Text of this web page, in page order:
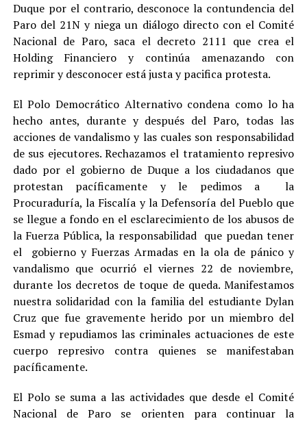
Duque por el contrario, desconoce la contundencia del
Paro del 21N y niega un diálogo directo con el Comité
Nacional de Paro, saca el decreto 2111 que crea el
Holding Financiero y continúa amenazando con
reprimir y desconocer está justa y pacifica protesta.
El Polo Democrático Alternativo condena como lo ha
hecho antes, durante y después del Paro, todas las
acciones de vandalismo y las cuales son responsabilidad
de sus ejecutores. Rechazamos el tratamiento represivo
dado por el gobierno de Duque a los ciudadanos que
protestan pacíficamente y le pedimos a la
Procuraduría, la Fiscalía y la Defensoría del Pueblo que
se llegue a fondo en el esclarecimiento de los abusos de
la Fuerza Pública, la responsabilidad que puedan tener
el gobierno y Fuerzas Armadas en la ola de pánico y
vandalismo que ocurrió el viernes 22 de noviembre,
durante los decretos de toque de queda. Manifestamos
nuestra solidaridad con la familia del estudiante Dylan
Cruz que fue gravemente herido por un miembro del
Esmad y repudiamos las criminales actuaciones de este
cuerpo represivo contra quienes se manifestaban
pacíficamente.
El Polo se suma a las actividades que desde el Comité
Nacional de Paro se orienten para continuar la